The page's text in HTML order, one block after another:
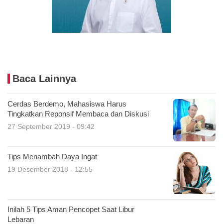
Baca Lainnya
Cerdas Berdemo, Mahasiswa Harus
Tingkatkan Reponsif Membaca dan Diskusi
27 September 2019 - 09:42
Tips Menambah Daya Ingat
19 Desember 2018 - 12:55
Inilah 5 Tips Aman Pencopet Saat Libur
Lebaran